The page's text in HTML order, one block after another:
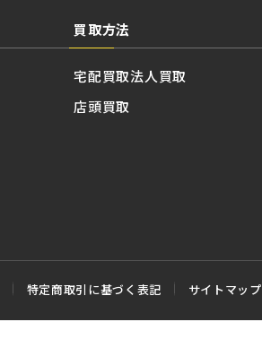
買取方法
宅配買取
店頭買取
法人買取
特定商取引に基づく表記 サイトマップ